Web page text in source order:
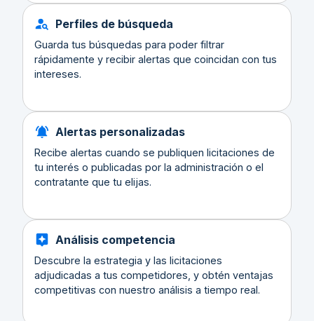
Perfiles de búsqueda
Guarda tus búsquedas para poder filtrar
rápidamente y recibir alertas que coincidan con tus
intereses.
Alertas personalizadas
Recibe alertas cuando se publiquen licitaciones de
tu interés o publicadas por la administración o el
contratante que tu elijas.
Análisis competencia
Descubre la estrategia y las licitaciones
adjudicadas a tus competidores, y obtén ventajas
competitivas con nuestro análisis a tiempo real.